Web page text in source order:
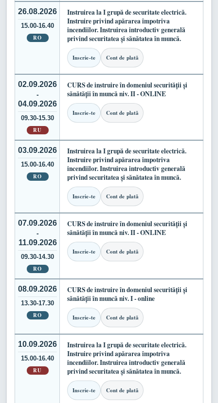
26.08.2026
15.00-16.40
RO
Instruirea la I grupă de securitate electrică.
Instruire privind apărarea împotriva
incendiilor. Instruirea introductiv generală
privind securitatea și sănătatea în muncă.
Inscrie-te Cont de plată
02.09.2026
-
04.09.2026
09.30-15.30
RU
CURS de instruire în domeniul securității și
sănătății în muncă niv. II - ONLINE
Inscrie-te Cont de plată
03.09.2026
15.00-16.40
RO
Instruirea la I grupă de securitate electrică.
Instruire privind apărarea împotriva
incendiilor. Instruirea introductiv generală
privind securitatea și sănătatea în muncă.
Inscrie-te Cont de plată
07.09.2026
-
11.09.2026
09.30-14.30
RO
CURS de instruire în domeniul securității și
sănătății în muncă niv. II - ONLINE
Inscrie-te Cont de plată
08.09.2026
13.30-17.30
RO
CURS de instruire în domeniul securității și
sănătății în muncă niv. I - online
Inscrie-te Cont de plată
10.09.2026
15.00-16.40
RU
Instruirea la I grupă de securitate electrică.
Instruire privind apărarea împotriva
incendiilor. Instruirea introductiv generală
privind securitatea și sănătatea în muncă.
Inscrie-te Cont de plată